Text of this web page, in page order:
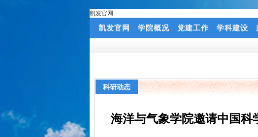
凯发官网
凯发官网 学院概况 党建工作 学科建设
科研动态
海洋与气象学院邀请中国科